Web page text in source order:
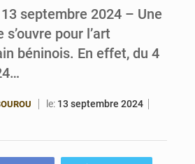
Bénin : Le CEG La Verdure de Ouèdo fait sa mue pour la rentrée
septembre 2024 – Une
pour l’art
béninois. En effet, du 4
le: 13 septembre 2024